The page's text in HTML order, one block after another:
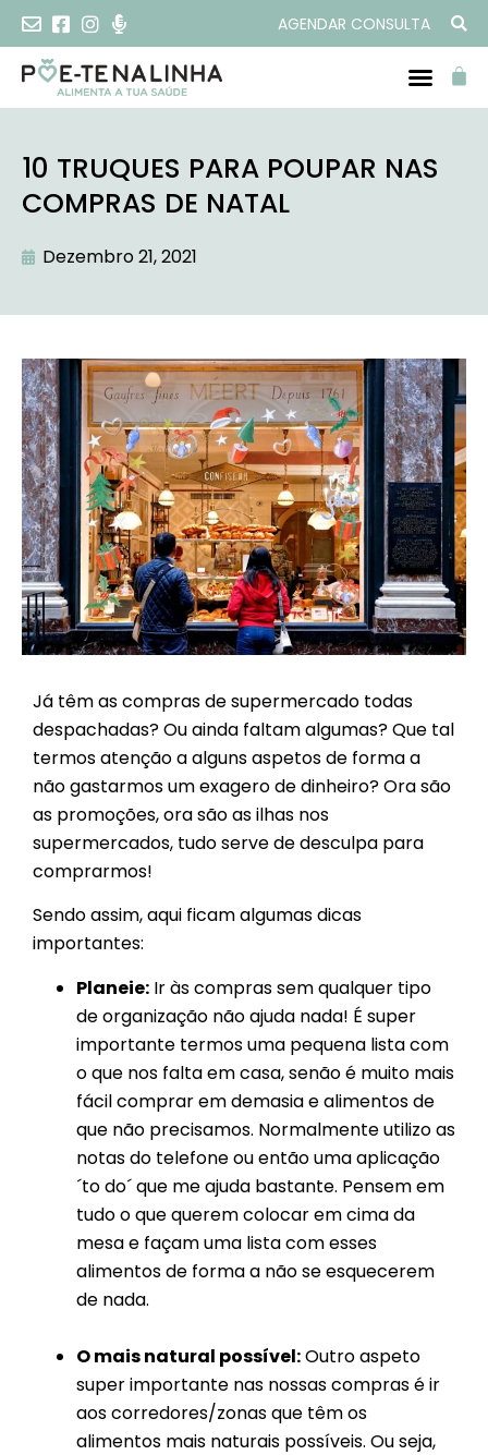
AGENDAR CONSULTA
10 TRUQUES PARA POUPAR NAS
COMPRAS DE NATAL
Dezembro 21, 2021
Já têm as compras de supermercado todas
despachadas? Ou ainda faltam algumas? Que tal
termos atenção a alguns aspetos de forma a
não gastarmos um exagero de dinheiro? Ora são
as promoções, ora são as ilhas nos
supermercados, tudo serve de desculpa para
comprarmos!
Sendo assim, aqui ficam algumas dicas
importantes:
Planeie: Ir às compras sem qualquer tipo
de organização não ajuda nada! É super
importante termos uma pequena lista com
o que nos falta em casa, senão é muito mais
fácil comprar em demasia e alimentos de
que não precisamos. Normalmente utilizo as
notas do telefone ou então uma aplicação
´to do´ que me ajuda bastante. Pensem em
tudo o que querem colocar em cima da
mesa e façam uma lista com esses
alimentos de forma a não se esquecerem
de nada.
O mais natural possível:Outro aspeto
super importante nas nossas compras é ir
aos corredores/zonas que têm os
alimentos mais naturais possíveis. Ou seja,